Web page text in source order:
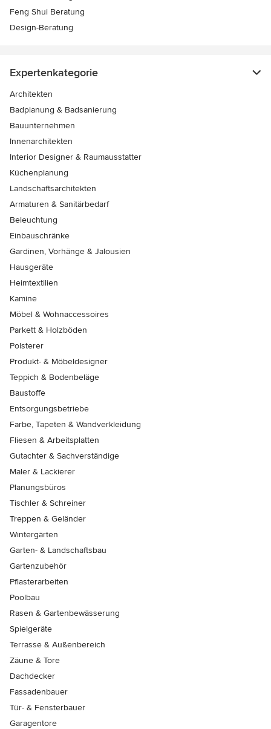
Feng Shui Beratung
Design-Beratung
Expertenkategorie
Architekten
Badplanung & Badsanierung
Bauunternehmen
Innenarchitekten
Interior Designer & Raumausstatter
Küchenplanung
Landschaftsarchitekten
Armaturen & Sanitärbedarf
Beleuchtung
Einbauschränke
Gardinen, Vorhänge & Jalousien
Hausgeräte
Heimtextilien
Kamine
Möbel & Wohnaccessoires
Parkett & Holzböden
Polsterer
Produkt- & Möbeldesigner
Teppich & Bodenbeläge
Baustoffe
Entsorgungsbetriebe
Farbe, Tapeten & Wandverkleidung
Fliesen & Arbeitsplatten
Gutachter & Sachverständige
Maler & Lackierer
Planungsbüros
Tischler & Schreiner
Treppen & Geländer
Wintergärten
Garten- & Landschaftsbau
Gartenzubehör
Pflasterarbeiten
Poolbau
Rasen & Gartenbewässerung
Spielgeräte
Terrasse & Außenbereich
Zäune & Tore
Dachdecker
Fassadenbauer
Tür- & Fensterbauer
Garagentore